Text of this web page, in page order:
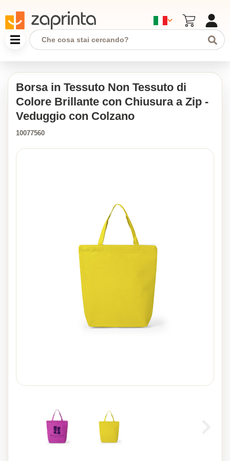
Borsa in Tessuto Non Tessuto di
Colore Brillante con Chiusura a Zip -
Veduggio con Colzano
10077560